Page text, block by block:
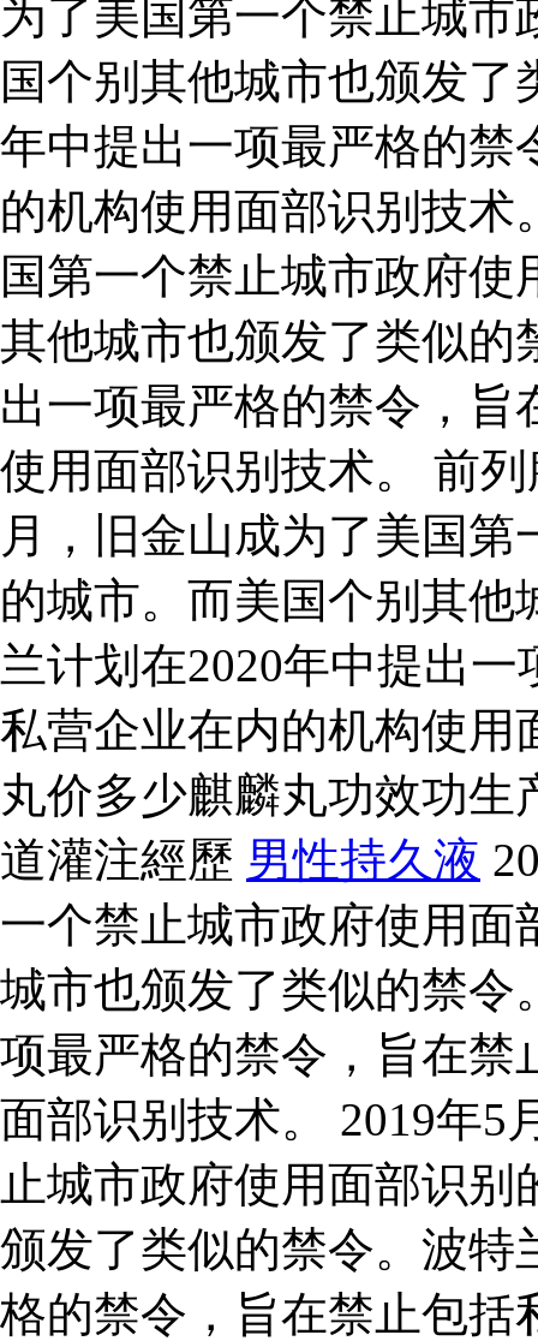
为了美国第一个禁止城
国个别其他城市也颁发了
年中提出一项最严格的禁
的机构使用面部识别技术
国第一个禁止城市政府
其他城市也颁发了类似的
出一项最严格的禁令，
使用面部识别技术。 前
月，旧金山成为了美国
的城市。而美国个别其
兰计划在2020年中提出
私营企业在内的机构使
丸价多少麒麟丸功效功
道灌注經歷 男性持久液
一个禁止城市政府使用面
城市也颁发了类似的禁令
项最严格的禁令，旨在禁
面部识别技术。 2019年5
止城市政府使用面部识
颁发了类似的禁令。波特
格的禁令，旨在禁止包括